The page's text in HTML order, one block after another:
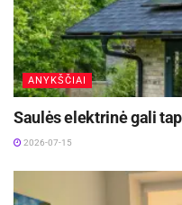
ANYKŠČIAI
Saulės elektrinė gali
2026-07-15